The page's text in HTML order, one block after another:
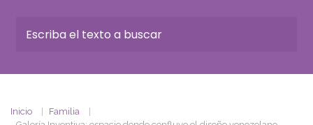
Inicio
Familia